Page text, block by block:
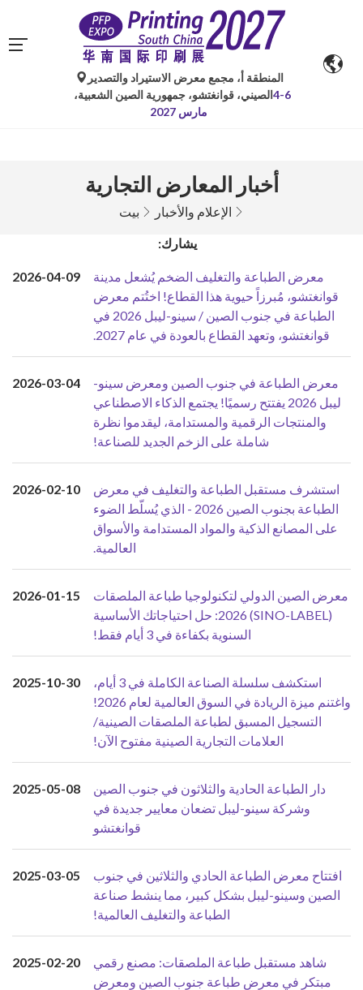
المنطقة أ، مجمع معرض الاستيراد والتصدير
الصيني، قوانغتشو، جمهورية الصين الشعبية،4-6
مارس 2027
أخبار المعارض التجارية
بيت الإعلام والأخبار
يشارك:
2026-04-09
معرض الطباعة والتغليف الضخم يُشعل مدينة
قوانغتشو، مُبرزاً حيوية هذا القطاع! اختُتم معرض
الطباعة في جنوب الصين / سينو-ليبل 2026 في
قوانغتشو، وتعهد القطاع بالعودة في عام 2027.
2026-03-04
معرض الطباعة في جنوب الصين ومعرض سينو-
ليبل 2026 يفتتح رسميًا! يجتمع الذكاء الاصطناعي
والمنتجات الرقمية والمستدامة، ليقدموا نظرة
شاملة على الزخم الجديد للصناعة!
2026-02-10
استشرف مستقبل الطباعة والتغليف في معرض
الطباعة بجنوب الصين 2026 - الذي يُسلّط الضوء
على المصانع الذكية والمواد المستدامة والأسواق
العالمية.
2026-01-15
معرض الصين الدولي لتكنولوجيا طباعة الملصقات
(SINO-LABEL) 2026: حل احتياجاتك الأساسية
السنوية بكفاءة في 3 أيام فقط!
2025-10-30
استكشف سلسلة الصناعة الكاملة في 3 أيام،
واغتنم ميزة الريادة في السوق العالمية لعام 2026!
التسجيل المسبق لطباعة الملصقات الصينية/
العلامات التجارية الصينية مفتوح الآن!
2025-05-08
دار الطباعة الحادية والثلاثون في جنوب الصين
وشركة سينو-ليبل تضعان معايير جديدة في
قوانغتشو
2025-03-05
افتتاح معرض الطباعة الحادي والثلاثين في جنوب
الصين وسينو-ليبل بشكل كبير، مما ينشط صناعة
الطباعة والتغليف العالمية!
2025-02-20
شاهد مستقبل طباعة الملصقات: مصنع رقمي
مبتكر في معرض طباعة جنوب الصين ومعرض